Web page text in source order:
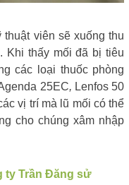
viên sẽ xuống thu
Khi thấy mối đã bị tiêu
các loại thuốc phòng
25EC, Lenfos 50
vị trí mà lũ mối có thể
cho chúng xâm nhập
ty Trần Đăng sử